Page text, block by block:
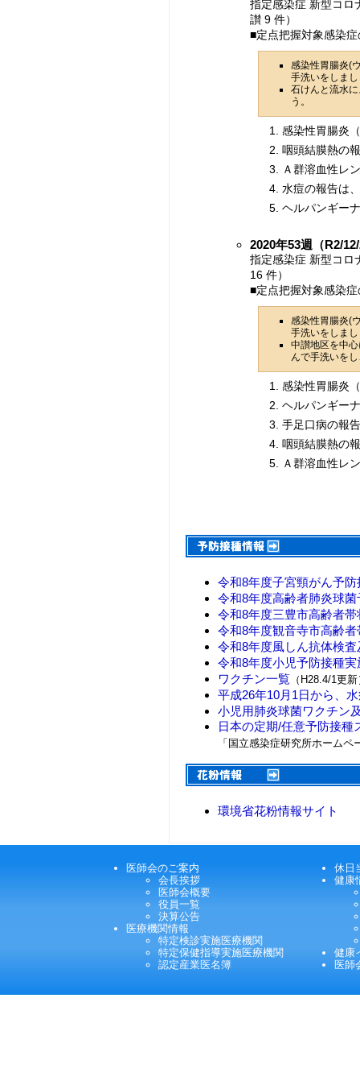
指定感染症 新型コロ
讃 9 件）
■定点把握対象感染
感染性胃腸炎(
手洗いをしま
石けんと流水
う。
感染性胃腸炎
咽頭結膜熱の
Ａ群溶血性レ
水痘の報告は
ヘルパンギー
2020年53週（R2/
指定感染症 新型コロ
16 件）
■定点把握対象感染
感染性胃腸炎(
手洗いをしま
中讃地区を中
んで手洗いを
感染性胃腸炎
ヘルパンギー
手足口病の報
咽頭結膜熱の
Ａ群溶血性レ
令和8年度子宮頸がん予
令和8年度高齢者肺炎球
令和8年度三豊市高齢者
令和8年度観音寺市高齢
令和8年度風しん抗体検
令和8年度小児予防接種
ワクチン一覧 （H28.4/1更
平成26年10月1日から、
小児用肺炎球菌ワクチン
日本の定期/任意予防接種
「国立感染症研究所ホームペ
環境省花粉情報サイト
医師会のご案内
会長挨拶
医師会概要
役員一覧
決算公告
医療機関情報
特定検診実施医療機関
特定保健指導実施医療機関
認定産業医名簿
休日
健康
健康
医師